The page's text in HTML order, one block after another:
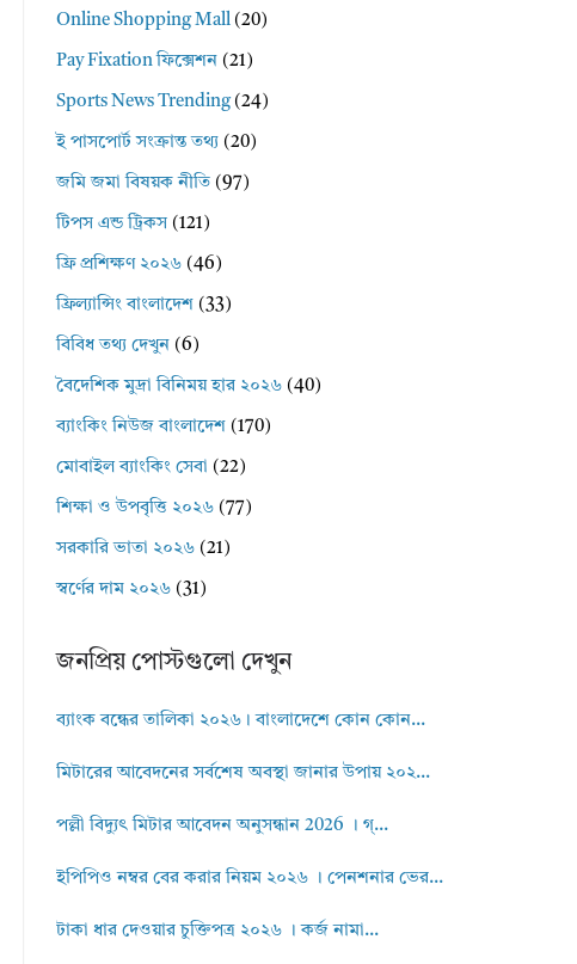
Online Shopping Mall (20)
Pay Fixation ফিক্সেশন (21)
Sports News Trending(24)
ই পাসপোর্ট সংক্রান্ত তথ্য (20)
জমি জমা বিষয়ক নীতি (97)
টিপস এন্ড ট্রিকস (121)
ফ্রি প্রশিক্ষণ ২০২৬ (46)
ফ্রিল্যান্সিং বাংলাদেশ (33)
বিবিধ তথ্য দেখুন (6)
বৈদেশিক মুদ্রা বিনিময় হার ২০২৬ (40)
ব্যাংকিং নিউজ বাংলাদেশ (170)
মোবাইল ব্যাংকিং সেবা (22)
শিক্ষা ও উপবৃত্তি ২০২৬ (77)
সরকারি ভাতা ২০২৬ (21)
স্বর্ণের দাম ২০২৬ (31)
জনপ্রিয় পোস্টগুলো দেখুন
ব্যাংক বন্ধের তালিকা ২০২৬। বাংলাদেশে কোন কোন...
মিটারের আবেদনের সর্বশেষ অবস্থা জানার উপায় ২০২...
পল্লী বিদ্যুৎ মিটার আবেদন অনুসন্ধান 2026 । গ্...
ইপিপিও নম্বর বের করার নিয়ম ২০২৬ । পেনশনার ভের...
টাকা ধার দেওয়ার চুক্তিপত্র ২০২৬ । কর্জ নামা...